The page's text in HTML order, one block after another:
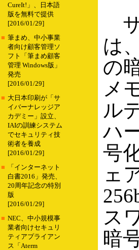
CureIt!」、日本語
版を無料で提供
[2016/01/29]
■ 筆まめ、中小事業
者向け顧客管理ソ
フト「筆まめ顧客
管理 Windows版」
発売
[2016/01/29]
■ 大日本印刷が「サ
イバーナレッジア
カデミー」設立、
IAIの訓練システム
でセキュリティ技
術者を養成
[2016/01/29]
■
「インターネット
白書2016」発売、
20周年記念の特別
版
[2016/01/29]
■ NEC、中小規模事
業者向けセキュリ
ティアプライアン
ス「Aterm
は
の
メ
ル
ハ
号
ェ
ス
暗